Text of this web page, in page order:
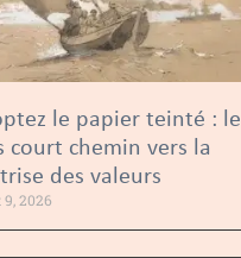
le papier teinté : le
court chemin vers la
des valeurs
2026